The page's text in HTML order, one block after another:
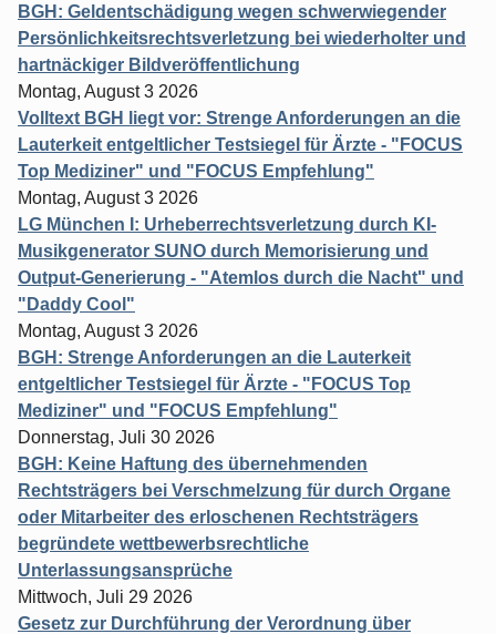
BGH: Geldentschädigung wegen schwerwiegender
Persönlichkeitsrechtsverletzung bei wiederholter und
hartnäckiger Bildveröffentlichung
Montag, August 3 2026
Volltext BGH liegt vor: Strenge Anforderungen an die
Lauterkeit entgeltlicher Testsiegel für Ärzte - "FOCUS
Top Mediziner" und "FOCUS Empfehlung"
Montag, August 3 2026
LG München I: Urheberrechtsverletzung durch KI-
Musikgenerator SUNO durch Memorisierung und
Output-Generierung - "Atemlos durch die Nacht" und
"Daddy Cool"
Montag, August 3 2026
BGH: Strenge Anforderungen an die Lauterkeit
entgeltlicher Testsiegel für Ärzte - "FOCUS Top
Mediziner" und "FOCUS Empfehlung"
Donnerstag, Juli 30 2026
BGH: Keine Haftung des übernehmenden
Rechtsträgers bei Verschmelzung für durch Organe
oder Mitarbeiter des erloschenen Rechtsträgers
begründete wettbewerbsrechtliche
Unterlassungsansprüche
Mittwoch, Juli 29 2026
Gesetz zur Durchführung der Verordnung über